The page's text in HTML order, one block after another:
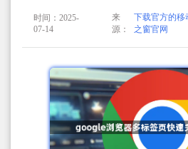
时间：2025-
07-14
来
源：
下载官方的移
之窗官网